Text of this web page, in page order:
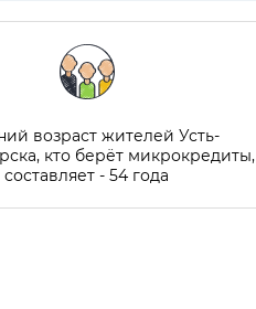
возраст жителей Усть-
кто берёт микрокредиты,
составляет - 54 года